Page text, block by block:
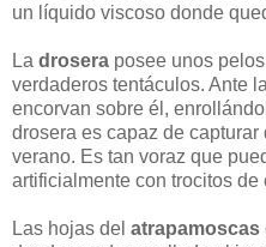
un líquido viscoso donde
La drosera posee unos
verdaderos tentáculos. Ante
encorvan sobre él,
drosera es capaz de
verano. Es tan voraz que
artificialmente con trocitos de
Las hojas del atrapamoscas